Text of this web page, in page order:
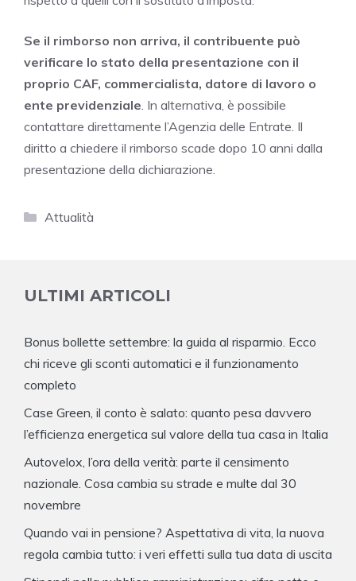
Se il rimborso non arriva, il contribuente può
verificare lo stato della presentazione con il
proprio CAF, commercialista, datore di lavoro o
ente previdenziale. In alternativa, è possibile
contattare direttamente l’Agenzia delle Entrate. Il
diritto a chiedere il rimborso scade dopo 10 anni dalla
presentazione della dichiarazione.
Categorie
Attualità
ULTIMI ARTICOLI
Bonus bollette settembre: la guida al risparmio. Ecco
chi riceve gli sconti automatici e il funzionamento
completo
Case Green, il conto è salato: quanto pesa davvero
l’efficienza energetica sul valore della tua casa in Italia
Autovelox, l’ora della verità: parte il censimento
nazionale. Cosa cambia su strade e multe dal 30
novembre
Quando vai in pensione? Aspettativa di vita, la nuova
regola cambia tutto: i veri effetti sulla tua data di uscita